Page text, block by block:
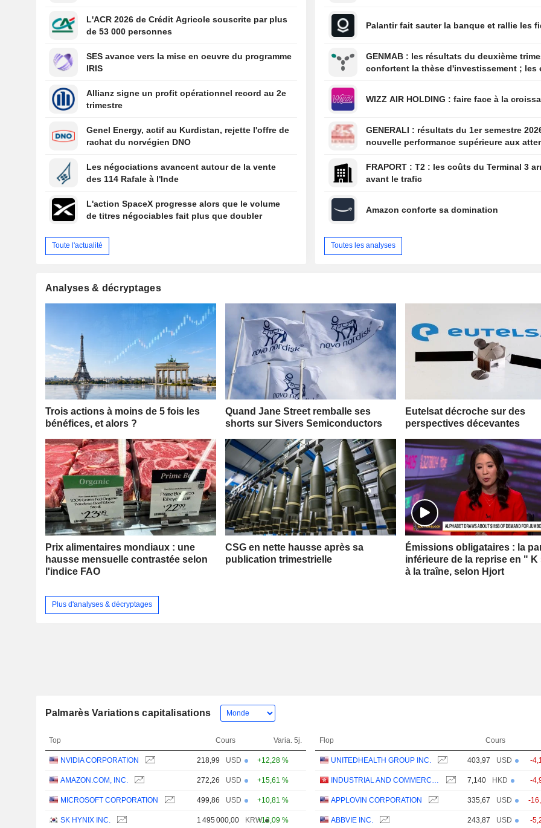
l'ouverture,
Moyen-Orient
14:59
États-Unis :
inattendue des
juillet, le taux de
L'ACR 2026 de Crédit Agricole souscrite par plus
de 53 000 personnes
SES avance vers la mise en oeuvre du programme
IRIS
Allianz signe un profit opérationnel record au 2e
trimestre
Genel Energy, actif au Kurdistan, rejette l'offre de
rachat du norvégien DNO
Les négociations avancent autour de la vente
des 114 Rafale à l'Inde
L'action SpaceX progresse alors que le volume
de titres négociables fait plus que doubler
Toute l'actualité
Palantir fait sauter la banque et rallie les
GENMAB : les résultats du deuxième trimestre
confortent la thèse d'investissement ; les
WIZZ AIR HOLDING : faire face à la
GENERALI : résultats du 1er semestre 2026 : une
nouvelle performance supérieure aux
FRAPORT : T2 : les coûts du Terminal 3 arrivent
avant le trafic
Amazon conforte sa domination
Toutes les analyses
Analyses & décryptages
Trois actions à moins de 5 fois les
bénéfices, et alors ?
Quand Jane Street remballe ses
shorts sur Sivers Semiconductors
Eutelsat décroche sur des
perspectives décevantes
Prix alimentaires mondiaux : une
hausse mensuelle contrastée selon
l'indice FAO
CSG en nette hausse après sa
publication trimestrielle
Émissions obligataires : la
inférieure de la reprise en " K
à la traîne, selon Hjort
Plus d'analyses & décryptages
Palmarès Variations capitalisations
Top Cours Varia. 5j.
NVIDIA CORPORATION 218,99 USD +12,28 %
AMAZON.COM, INC. 272,26 USD +15,61 %
MICROSOFT CORPORATION 499,86 USD +10,81 %
SK HYNIX INC. 1 495 000,00 KRW+13,09 %
Flop Cours
UNITEDHEALTH GROUP INC. 403,97 USD -
INDUSTRIAL AND COMMERCIAL BANK OF CHINA LIMITED 7,140 HKD -
APPLOVIN CORPORATION 335,67 USD -
ABBVIE INC. 243,87 USD -